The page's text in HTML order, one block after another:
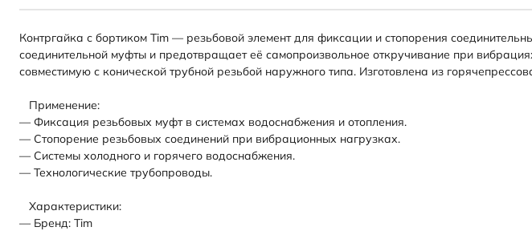
Контргайка с бортиком Tim — резьбовой элемент для фиксации и стопорения
соединительной муфты и предотвращает её самопроизвольное откручивание при
совместимую с конической трубной резьбой наружного типа. Изготовлена из
Применение:
— Фиксация резьбовых муфт в системах водоснабжения и отопления.
— Стопорение резьбовых соединений при вибрационных нагрузках.
— Системы холодного и горячего водоснабжения.
— Технологические трубопроводы.
Характеристики:
— Бренд: Tim